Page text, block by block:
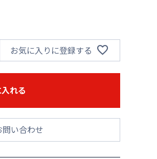
お気に入りに登録する
れる
い合わせ